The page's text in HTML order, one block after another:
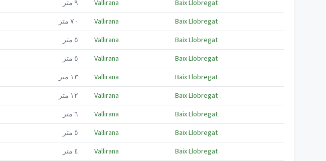
٩ متر Vallirana
Baix Llobregat
٧٠ متر Vallirana
Baix Llobregat
٥ متر Vallirana
Baix Llobregat
٥ متر Vallirana
Baix Llobregat
١٣ متر Vallirana
Baix Llobregat
١٢ متر Vallirana
Baix Llobregat
٦ متر Vallirana
Baix Llobregat
٥ متر Vallirana
Baix Llobregat
٤ متر Vallirana
Baix Llobregat